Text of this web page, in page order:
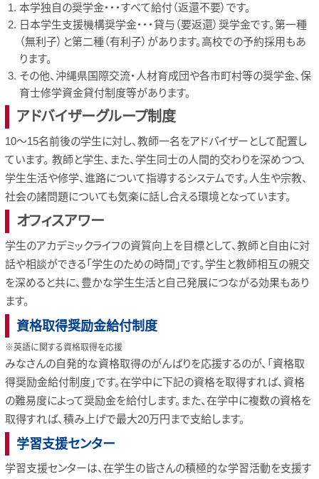
本学独自の奨学金・・・すべて給付（返還不要）です。
日本学生支援機構奨学金・・・貸与（要返還）奨学金です。第一種
（無利子）と第二種（有利子）があります。高校での予約採用もあ
ります。
その他、沖縄県国際交流・人材育成団や各市町村等の奨学金、保
育士修学資金貸付制度等があります。
アドバイザーグループ制度
10～15名前後の学生に対し、教師一名をアドバイザーとして配置し
ています。 教師と学生、また、学生同士の人間的交わりを深めつつ、
学生生活や修学、進路について指導するシステムです。人生や宗教、
社会の諸問題についても気楽に話し合える環境となっています。
オフィスアワー
学生のアカデミックライフの資質向上を目標として、教師と自由に対
話や相談ができる「学生のための時間」です。学生と教師相互の親交
を深めると共に、豊かな学生生活と自己発展につながる効果もあり
ます。
資格取得奨励金給付制度
※英語に関する資格取得を応援
みなさんの自発的な資格取得のがんばりを応援するのが、「資格取
得奨励金給付制度」です。在学中に下記の資格を取得すれば、資格
の難易度によって奨励金を給付します。また、在学中に複数の資格を
取得すれば、積み上げで最大20万円まで支給します。
学習支援センター
学習支援センターは、在学生の皆さんの積極的な学習活動を支援す